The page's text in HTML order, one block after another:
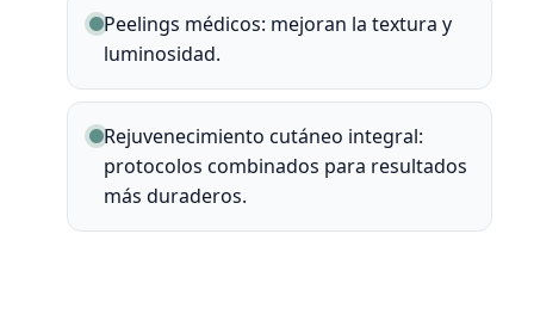
Peelings médicos: mejoran la textura y
luminosidad.
Rejuvenecimiento cutáneo integral:
protocolos combinados para resultados
más duraderos.